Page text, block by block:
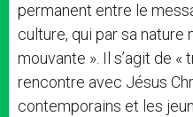
permanent entre le
culture, qui par sa
mouvante ». Il s’agit de
rencontre avec Jésus
contemporains et les